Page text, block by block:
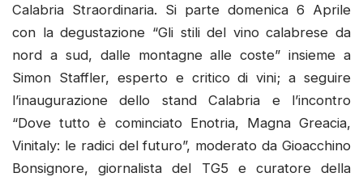
Calabria Straordinaria. Si parte domenica 6 Aprile
con la degustazione “Gli stili del vino calabrese da
nord a sud, dalle montagne alle coste” insieme a
Simon Staffler, esperto e critico di vini; a seguire
l’inaugurazione dello stand Calabria e l’incontro
“Dove tutto è cominciato Enotria, Magna Greacia,
Vinitaly: le radici del futuro”, moderato da Gioacchino
Bonsignore, giornalista del TG5 e curatore della